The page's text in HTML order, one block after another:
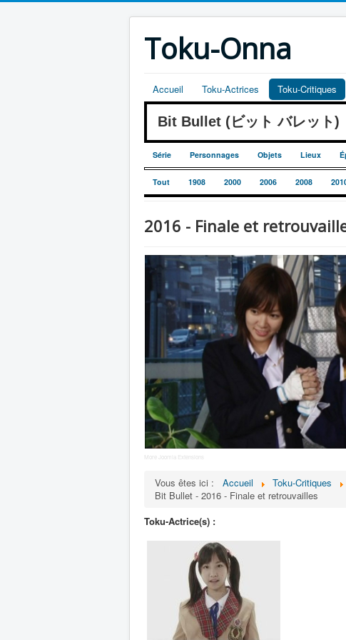
Toku-Onna
Accueil Toku-Actrices Toku-Critiques
Bit Bullet (ビット バレット)
Série Personnages Objets Lieux
Tout 1908 2000 2006 2008
2016 - Finale et
More Joomla Extensions
Vous êtes ici : Accueil Toku-Critiques
Bit Bullet - 2016 - Finale et retrouvailles
Toku-Actrice(s) :